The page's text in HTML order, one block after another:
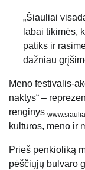
„Šiauliai
labai tikimės,
patiks ir
dažniau
Meno festivalis-
naktys“ –
renginys
kultūros, meno ir
Prieš penkioliką
pėščiųjų bulvaro